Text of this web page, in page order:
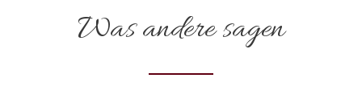
Was andere sagen